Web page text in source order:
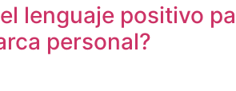
lenguaje positivo
personal?